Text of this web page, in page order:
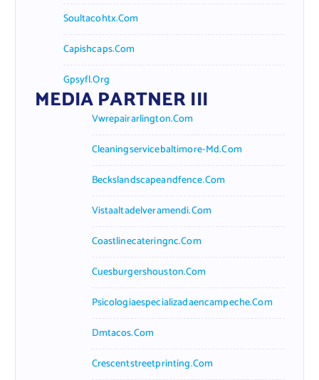
Soultacohtx.com
Capishcaps.com
Gpsyfl.org
MEDIA PARTNER III
Vwrepairarlington.com
Cleaningservicebaltimore-Md.com
Beckslandscapeandfence.com
Vistaaltadelveramendi.com
Coastlinecateringnc.com
Cuesburgershouston.com
Psicologiaespecializadaencampeche.com
Dmtacos.com
Crescentstreetprinting.com